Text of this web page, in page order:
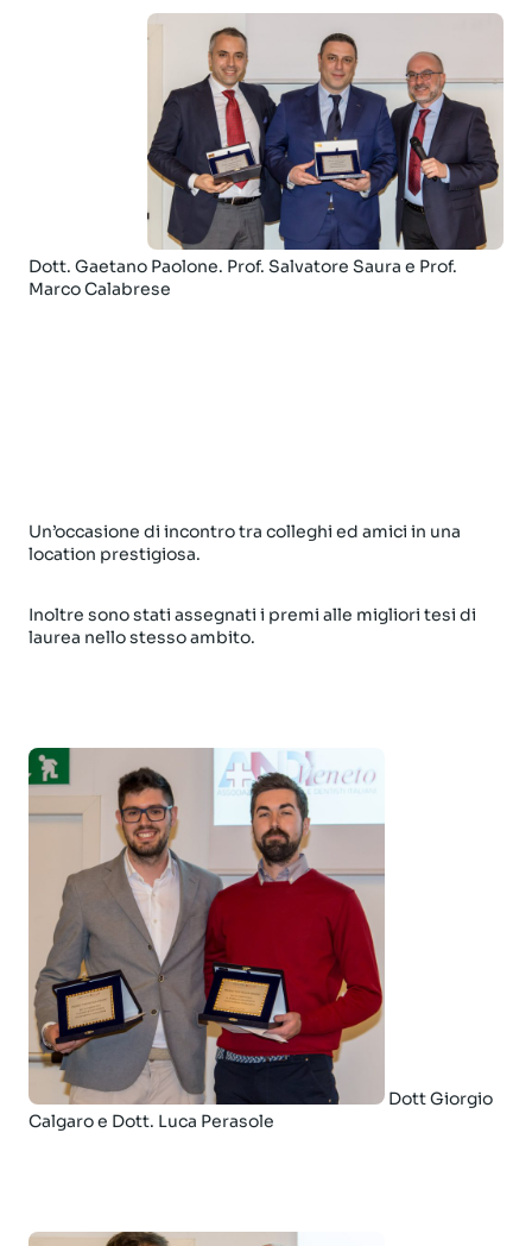
Dott. Gaetano Paolone. Prof. Salvatore Saura e Prof.
Marco Calabrese
Un’occasione di incontro tra colleghi ed amici in una
location prestigiosa.
Inoltre sono stati assegnati i premi alle migliori tesi di
laurea nello stesso ambito.
Dott Giorgio
Calgaro e Dott. Luca Perasole